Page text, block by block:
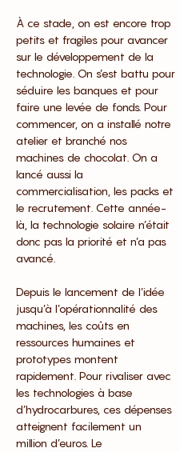
À ce stade, on est encore trop
petits et fragiles pour avancer
sur le développement de la
technologie. On s’est battu pour
séduire les banques et pour
faire une levée de fonds. Pour
commencer, on a installé notre
atelier et branché nos
machines de chocolat. On a
lancé aussi la
commercialisation, les packs et
le recrutement. Cette année-
là, la technologie solaire n’était
donc pas la priorité et n’a pas
avancé.
Depuis le lancement de l’idée
jusqu’à l’opérationnalité des
machines, les coûts en
ressources humaines et
prototypes montent
rapidement. Pour rivaliser avec
les technologies à base
d’hydrocarbures, ces dépenses
atteignent facilement un
million d’euros. Le